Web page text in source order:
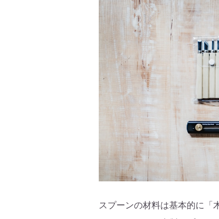
スプーンの材料は基本的に「